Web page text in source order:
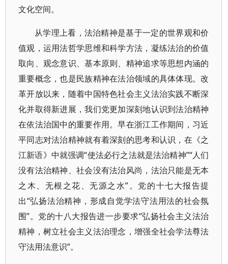
文化空间。
从学理上看，法治精神是基于一定的世界观和价
值观，运用法哲学思维和科学方法，凝练法治的价值
取向、观念意识、基本原则、精神追求等思想内涵的
重要概念，也是民族精神在法治领域的具体体现。改
革开放以来，随着中国特色社会主义法治实践不断深
化并取得新进展，我们党更加深刻地认识到法治精神
在依法治国中的重要作用。早在浙江工作期间，习近
平同志对法治精神就有着深刻的思考和认识，在《之
江新语》中就强调“使法必行之法就是法治精神”“人们
没有法治精神、社会没有法治风尚，法治只能是无本
之木、无根之花、无源之水”。党的十七大报告提
出“弘扬法治精神，形成自觉学法守法用法的社会氛
围”。党的十八大报告进一步要求“弘扬社会主义法治
精神，树立社会主义法治理念，增强全社会学法尊法
守法用法意识”。